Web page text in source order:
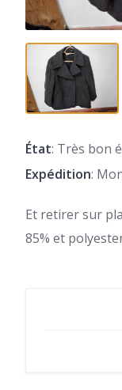
État: Très bon
Expédition:
Et retirer sur
85% et